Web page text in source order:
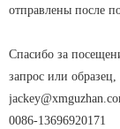
отправлены после
Спасибо за
запрос или
0086-13696920171